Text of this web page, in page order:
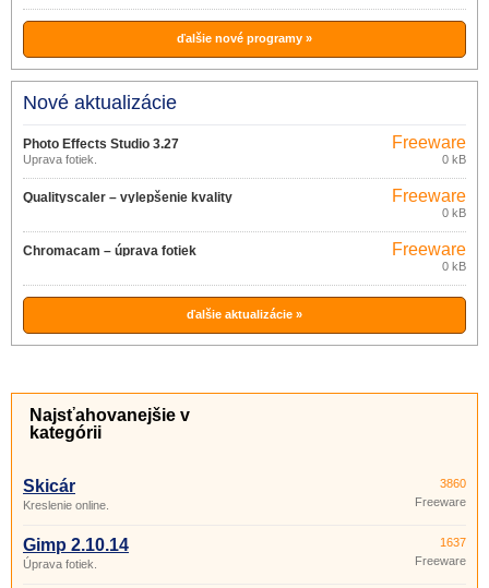
ďalšie nové programy »
Nové aktualizácie
Photo Effects Studio 3.27
Úprava fotiek.
Freeware
0 kB
Qualityscaler – vylepšenie kvality
Freeware
0 kB
Chromacam – úprava fotiek
Freeware
0 kB
ďalšie aktualizácie »
Najsťahovanejšie v
kategórii
Skicár
Kreslenie online.
3860
Freeware
Gimp 2.10.14
Úprava fotiek.
1637
Freeware